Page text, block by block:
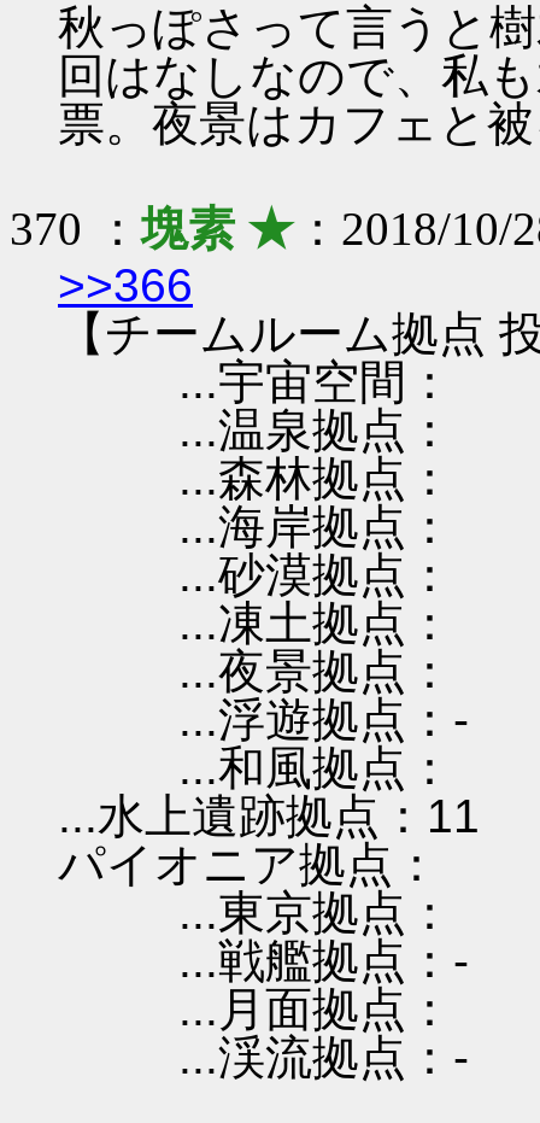
秋っぽさって言うと
回はなしなので、私
票。夜景はカフェと
370 ：塊素 ★：2018/10/
>>366
【チームルーム拠点
...宇宙空間：
...温泉拠点：
...森林拠点：
...海岸拠点：
...砂漠拠点：
...凍土拠点：
...夜景拠点：
...浮遊拠点：-
...和風拠点：
...水上遺跡拠点：11
パイオニア拠点：
...東京拠点：
...戦艦拠点：-
...月面拠点：
...渓流拠点：-